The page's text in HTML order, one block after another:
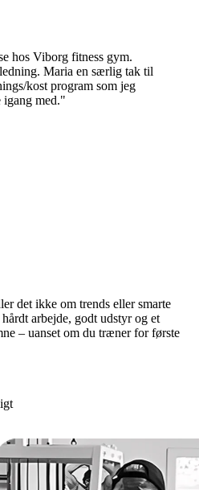
hos Viborg fitness gym.
Maria en særlig tak til
kost program som jeg
med."
det ikke om trends eller smarte
arbejde, godt udstyr og et
– uanset om du træner for første